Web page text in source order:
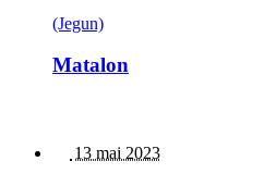
(Jegun)
Matalon
13 mai 2023